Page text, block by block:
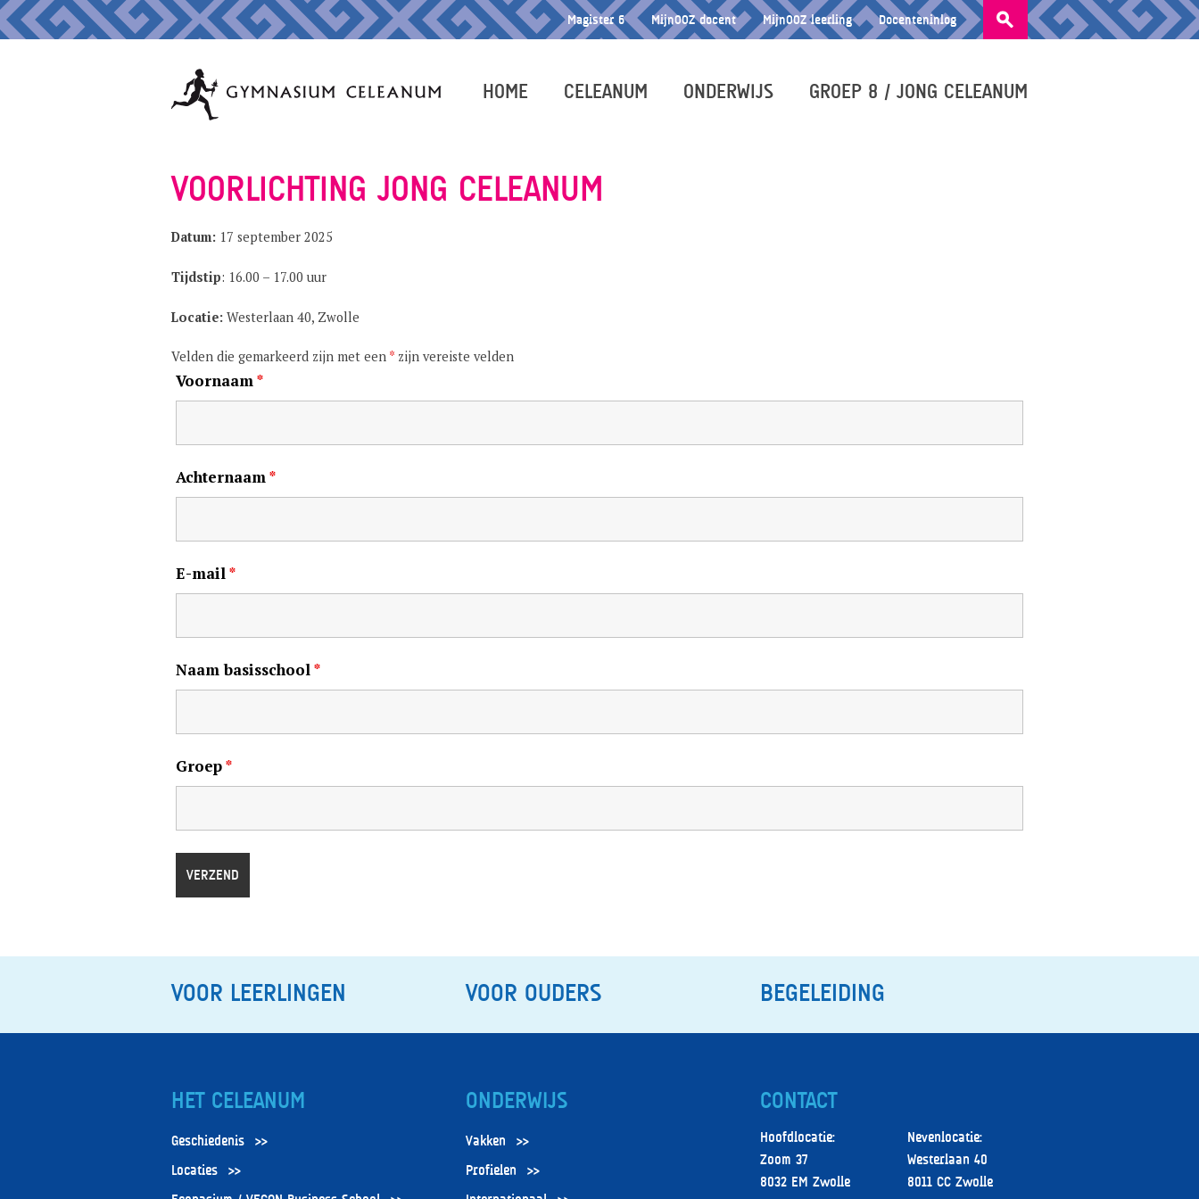
Zoeken
naar:
Magister 6 MijnOOZ docent MijnOOZ leerling Docenteninlog
HOME CELEANUM ONDERWIJS GROEP 8 / JONG CELEANUM
VOORLICHTING JONG CELEANUM
Datum: 17 september 2025
Tijdstip: 16.00 – 17.00 uur
Locatie: Westerlaan 40, Zwolle
Velden die gemarkeerd zijn met een * zijn vereiste velden
Voornaam*
Achternaam*
E-mail*
Naam basisschool*
Groep*
VOOR LEERLINGEN VOOR OUDERS BEGELEIDING
HET CELEANUM
Geschiedenis
Locaties
ONDERWIJS
Vakken
Profielen
CONTACT
Hoofdlocatie:
Zoom 37
8032 EM Zwolle
Nevenlocatie:
Westerlaan 40
8011 CC Zwolle